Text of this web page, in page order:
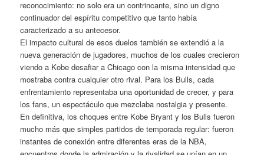
reconocimiento: no solo era un contrincante, sino un digno
continuador del espíritu competitivo que tanto había
caracterizado a su antecesor.
El impacto cultural de esos duelos también se extendió a la
nueva generación de jugadores, muchos de los cuales crecieron
viendo a Kobe desafiar a Chicago con la misma intensidad que
mostraba contra cualquier otro rival. Para los Bulls, cada
enfrentamiento representaba una oportunidad de crecer, y para
los fans, un espectáculo que mezclaba nostalgia y presente.
En definitiva, los choques entre Kobe Bryant y los Bulls fueron
mucho más que simples partidos de temporada regular: fueron
instantes de conexión entre diferentes eras de la NBA,